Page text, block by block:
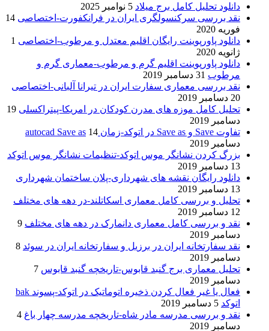
دانلود تحلیل کامل برج میلاد 5 نوامبر 2025
نقد بررسی سرکنسولگری ایران در فرانکفورت-اختصاصی 14
فوریه 2020
دانلود پاورپوینت رایگان اقلیم معتدل و مرطوب-اختصاصی 1
ژانویه 2020
دانلود پاورپوینت اقلیم گرم و مرطوب-معماری گرم و
مرطوب 31 دسامبر 2019
نقد بررسی معماری سفارت ایران در تیرانا آلبانی-اختصاصی
20 دسامبر 2019
تحلیل کامل موزه های مدرن کودکان در امریکا-پیتراکسلی 19
دسامبر 2019
تفاوت Save و Save as در اتوکد-زمان autocad Save as
14
دسامبر 2019
بزرگ کردن نشانگر موس اتوکد-تنظیمات نشانگر موس اتوکد
13 دسامبر 2019
دانلود رایگان نقشه های شهرداری-پلان ساختمان شهرداری
13 دسامبر 2019
تحلیل و بررسی کامل معماری اسکاتلند-در دهه های مختلف
12 دسامبر 2019
نقد و بررسی کامل معماری دانمارک در دهه های مختلف 9
دسامبر 2019
نقد سفارتخانه ایران در برزیل و سفارتخانه ایران در سوئد 8
دسامبر 2019
تحلیل معماری برج گنبد قابوس-تاریخچه گنبد قابوس 7
دسامبر 2019
فعال یا غیر فعال کردن ذخیره اتوماتیک در اتوکد-پسوند bak
اتوکد 5 دسامبر 2019
نقد و بررسی مدرسه مادر شاه-تاریخچه مدرسه چهار باغ 4
دسامبر 2019